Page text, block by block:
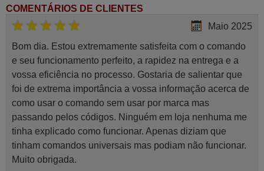
Bosch B1ZAI1210601
Bosch B1ZAI1820601
Bosch B1ZAI2420601
Bosch B1ZAI2420701
Bosch B1ZAI2460601
Bosch B1ZAI2570601
Bosch B1ZDI3030001
Bosch B1ZDI3030201
Bosch B1ZKI0710401
Bosch B1ZKI0710402
Bosch B1ZKI0810401
Bosch B1ZKI0910403
Bosch B1ZKI0910501
Bosch B1ZKI1110401
Bosch B1ZKI1210403
COMENTÁRIOS DE CLIENTES
Maio 2025
Bom dia. Estou extremamente satisfeita com o comando
e seu funcionamento perfeito, a rapidez na entrega e a
vossa eficiência no processo. Gostaria de salientar que
foi de extrema importância a vossa informação acerca de
como usar o comando sem usar por marca mas
passando pelos códigos. Ninguém em loja nenhuma me
tinha explicado como funcionar. Apenas diziam que
tinham comandos universais mas podiam não funcionar.
Muito obrigada.